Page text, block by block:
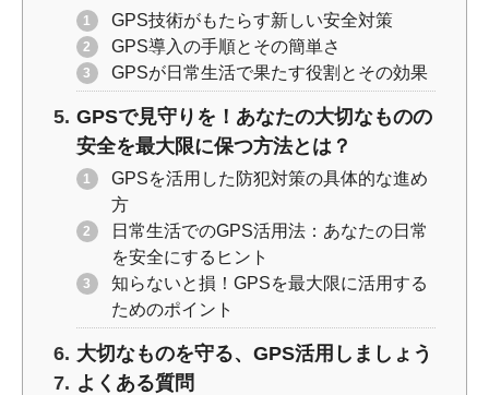
GPS技術がもたらす新しい安全対策
GPS導入の手順とその簡単さ
GPSが日常生活で果たす役割とその効果
GPSで見守りを！あなたの大切なものの
安全を最大限に保つ方法とは？
GPSを活用した防犯対策の具体的な進め
方
日常生活でのGPS活用法：あなたの日常
を安全にするヒント
知らないと損！GPSを最大限に活用する
ためのポイント
大切なものを守る、GPS活用しましょう
よくある質問